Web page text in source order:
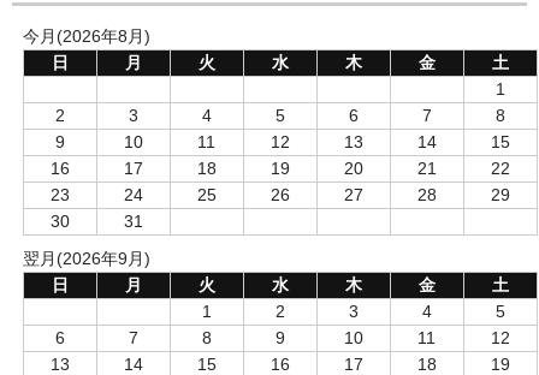
今月(2026年8月)
日
月 火 水 木 金
土
1
2
3 4 5 6 7
8
9
10 11 12 13 14
15
16
17 18 19 20 21
22
23
24 25 26 27 28
29
30
31
翌月(2026年9月)
日
月 火 水 木 金
土
1
2 3 4
5
6
7 8 9 10 11
12
13
14 15 16 17 18
19